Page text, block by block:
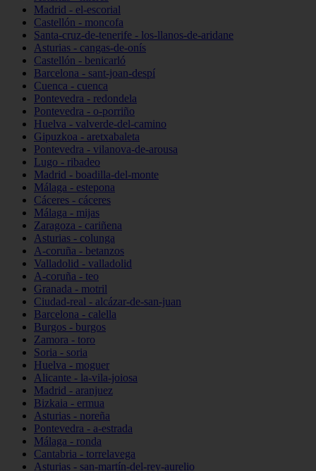
Madrid - el-escorial
Castellón - moncofa
Santa-cruz-de-tenerife - los-llanos-de-aridane
Asturias - cangas-de-onís
Castellón - benicarló
Barcelona - sant-joan-despí
Cuenca - cuenca
Pontevedra - redondela
Pontevedra - o-porriño
Huelva - valverde-del-camino
Gipuzkoa - aretxabaleta
Pontevedra - vilanova-de-arousa
Lugo - ribadeo
Madrid - boadilla-del-monte
Málaga - estepona
Cáceres - cáceres
Málaga - mijas
Zaragoza - cariñena
Asturias - colunga
A-coruña - betanzos
Valladolid - valladolid
A-coruña - teo
Granada - motril
Ciudad-real - alcázar-de-san-juan
Barcelona - calella
Burgos - burgos
Zamora - toro
Soria - soria
Huelva - moguer
Alicante - la-vila-joiosa
Madrid - aranjuez
Bizkaia - ermua
Asturias - noreña
Pontevedra - a-estrada
Málaga - ronda
Cantabria - torrelavega
Asturias - san-martín-del-rey-aurelio